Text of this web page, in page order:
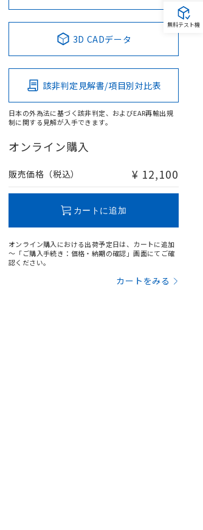
3D CADデータ
該非判定見解書/項目別対比表
日本の外為法に基づく該非判定、およびEAR再輸出規
制に関する見解が入手できます。
オンライン購入
販売価格（税込） ¥ 12,100
カートに追加
オンライン購入における出荷予定日は、カートに追加
～「ご購入手続き：価格・納期の確認」画面にてご確
認ください。
カートをみる
無料テスト機